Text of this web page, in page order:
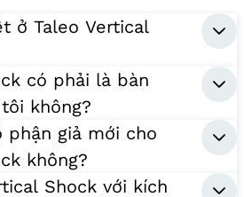
ở Taleo Vertical
có phải là bàn
không?
phận giả mới cho
không?
Shock với kích